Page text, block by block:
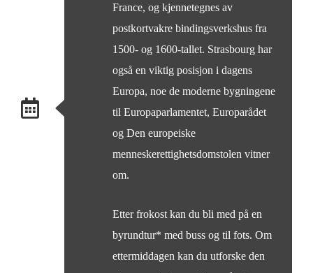
France, og kjennetegnes av
postkortvakre bindingsverkshus fra
1500- og 1600-tallet. Strasbourg har
også en viktig posisjon i dagens
Europa, noe de moderne bygningene
til Europaparlamentet, Europarådet
og Den europeiske
menneskerettighetsdomstolen vitner
om.
Etter frokost kan du bli med på en
byrundtur* med buss og til fots. Om
ettermiddagen kan du utforske den